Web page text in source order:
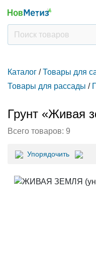
Каталог / Товары для
Товары для рассады /
Грунт «Живая
Всего товаров: 9
Упорядочить